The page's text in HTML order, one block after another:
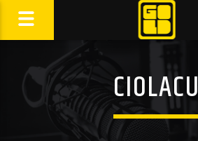
CIOLACU